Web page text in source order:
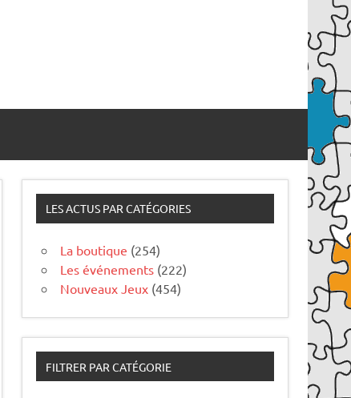
LES ACTUS PAR CATÉGORIES
La boutique (254)
Les événements (222)
Nouveaux Jeux (454)
FILTRER PAR CATÉGORIE